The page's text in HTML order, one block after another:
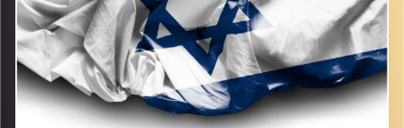
קרדיט תמונות:AudioVersity